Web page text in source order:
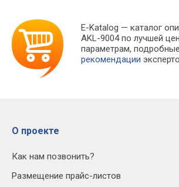
E-Katalog — каталог
AKL-9004 по лучшей
параметрам,
рекомендации
О проекте
Как нам позвонить?
Размещение прайс-листов